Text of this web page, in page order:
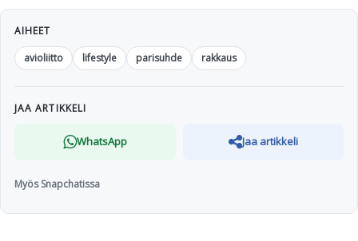
AIHEET
avioliitto
lifestyle parisuhde rakkaus
JAA ARTIKKELI
WhatsApp Jaa artikkeli
Myös Snapchatissa